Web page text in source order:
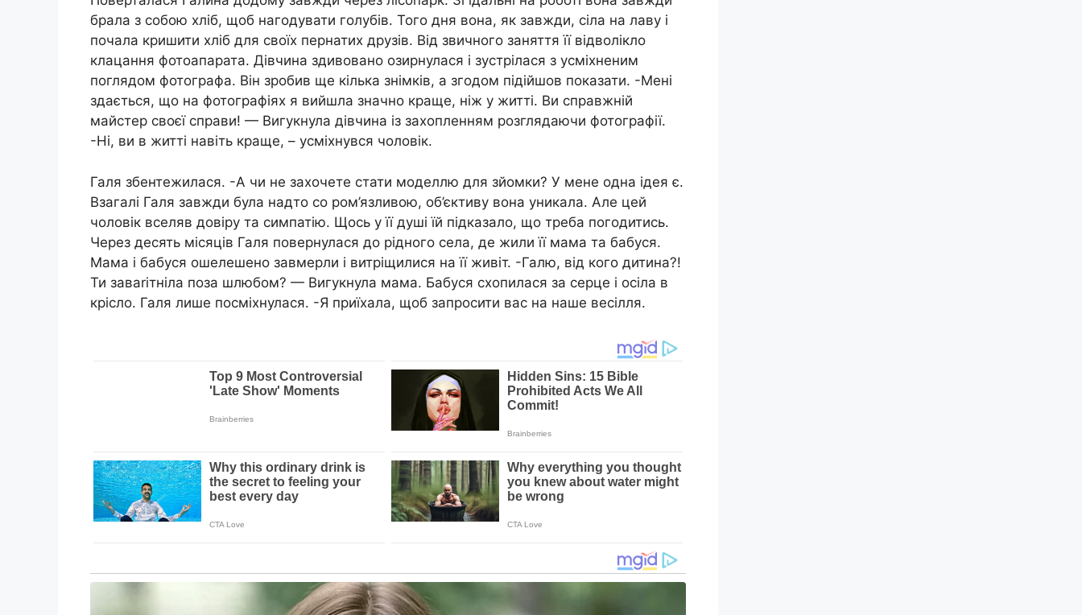
брала з собою хліб, щоб нагодувати голубів. Того дня вона, як завжди, сіла на лаву і
почала кришити хліб для своїх пернатих друзів. Від звичного заняття її відволікло
клацання фотоапарата. Дівчина здивовано озирнулася і зустрілася з усміхненим
поглядом фотографа. Він зробив ще кілька знімків, а згодом підійшов показати. -Мені
здається, що на фотографіях я вийшла значно краще, ніж у житті. Ви справжній
майстер своєї справи! — Вигукнула дівчина із захопленням розглядаючи фотографії.
-Ні, ви в житті навіть краще, – усміхнувся чоловік.
Галя збентежилася. -А чи не захочете стати моделлю для зйомки? У мене одна ідея є.
Взагалі Галя завжди була надто со ром’язливою, об’єктиву вона уникала. Але цей
чоловік вселяв довіру та симпатію. Щось у її душі їй підказало, що треба погодитись.
Через десять місяців Галя повернулася до рідного села, де жили її мама та бабуся.
Мама і бабуся ошелешено завмерли і витріщилися на її живіт. -Галю, від кого дитина?!
Ти заваrітніла поза шлюбом? — Вигукнула мама. Бабуся схопилася за серце і осіла в
крісло. Галя лише посміхнулася. -Я приїхала, щоб запросити вас на наше весілля.